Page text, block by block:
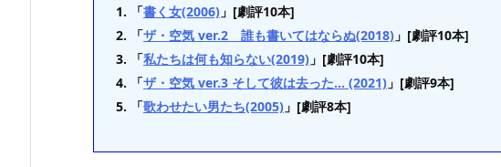
「書く女(2006) 」[劇評10本]
「ザ・空気 ver.2 誰も書いてはならぬ(2018) 」[劇評10本]
「私たちは何も知らない(2019) 」[劇評10本]
「ザ・空気 ver.3 そして彼は去った… (2021) 」[劇評9本]
「歌わせたい男たち(2005) 」[劇評8本]